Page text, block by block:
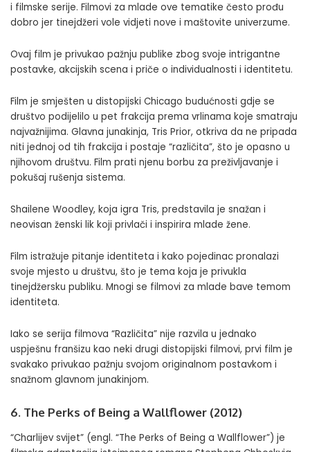
i filmske serije. Filmovi za mlade ove tematike često prođu
dobro jer tinejdžeri vole vidjeti nove i maštovite univerzume.
Ovaj film je privukao pažnju publike zbog svoje intrigantne
postavke, akcijskih scena i priče o individualnosti i identitetu.
Film je smješten u distopijski Chicago budućnosti gdje se
društvo podijelilo u pet frakcija prema vrlinama koje smatraju
najvažnijima. Glavna junakinja, Tris Prior, otkriva da ne pripada
niti jednoj od tih frakcija i postaje “različita”, što je opasno u
njihovom društvu. Film prati njenu borbu za preživljavanje i
pokušaj rušenja sistema.
Shailene Woodley, koja igra Tris, predstavila je snažan i
neovisan ženski lik koji privlači i inspirira mlade žene.
Film istražuje pitanje identiteta i kako pojedinac pronalazi
svoje mjesto u društvu, što je tema koja je privukla
tinejdžersku publiku. Mnogi se filmovi za mlade bave temom
identiteta.
Iako se serija filmova “Različita” nije razvila u jednako
uspješnu franšizu kao neki drugi distopijski filmovi, prvi film je
svakako privukao pažnju svojom originalnom postavkom i
snažnom glavnom junakinjom.
6. The Perks of Being a Wallflower (2012)
“Charlijev svijet” (engl. “The Perks of Being a Wallflower”) je